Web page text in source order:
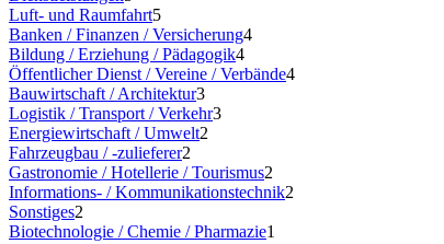
Luft- und Raumfahrt5
Banken / Finanzen / Versicherung4
Bildung / Erziehung / Pädagogik4
Öffentlicher Dienst / Vereine / Verbände4
Bauwirtschaft / Architektur3
Logistik / Transport / Verkehr3
Energiewirtschaft / Umwelt2
Fahrzeugbau / -zulieferer2
Gastronomie / Hotellerie / Tourismus2
Informations- / Kommunikationstechnik2
Sonstiges2
Biotechnologie / Chemie / Pharmazie1